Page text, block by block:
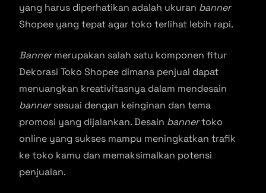
yang harus diperhatikan adalah ukuran banner
Shopee yang tepat agar toko terlihat lebih rapi.
Bannermerupakan salah satu komponen fitur
Dekorasi Toko Shopee dimana penjual dapat
menuangkan kreativitasnya dalam mendesain
bannersesuai dengan keinginan dan tema
promosi yang dijalankan. Desain bannertoko
online yang sukses mampu meningkatkan trafik
ke toko kamu dan memaksimalkan potensi
penjualan.